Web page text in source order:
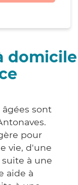
domicile
âgées sont
pour
vie, d'une
à une
aide à